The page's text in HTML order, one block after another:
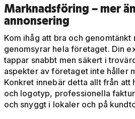
Marknadsföring – mer
annonsering
Kom ihåg att bra och genomtänkt
genomsyrar hela företaget. Din
tappar snabbt men säkert i
aspekter av företaget inte håller
Konkret innebär detta allt från att
och logotyp, professionella
och snyggt i lokaler och på